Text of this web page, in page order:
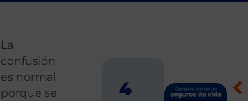
La
confusión
es normal
porque se
4